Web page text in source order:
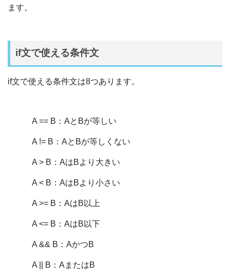
ます。
if文で使える条件文
if文で使える条件文は8つあります。
A == B：AとBが等しい
A != B：AとBが等しくない
A > B：AはBより大きい
A < B：AはBより小さい
A >= B：AはB以上
A <= B：AはB以下
A && B：AかつB
A || B：AまたはB